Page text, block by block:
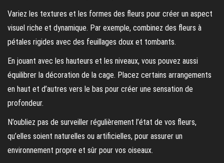
Variez les textures et les formes des fleurs pour créer un aspect
visuel riche et dynamique. Par exemple, combinez des fleurs à
pétales rigides avec des feuillages doux et tombants.
En jouant avec les hauteurs et les niveaux, vous pouvez aussi
équilibrer la décoration de la cage. Placez certains arrangements
en haut et d’autres vers le bas pour créer une sensation de
profondeur.
N’oubliez pas de surveiller régulièrement l’état de vos fleurs,
qu’elles soient naturelles ou artificielles, pour assurer un
environnement propre et sûr pour vos oiseaux.